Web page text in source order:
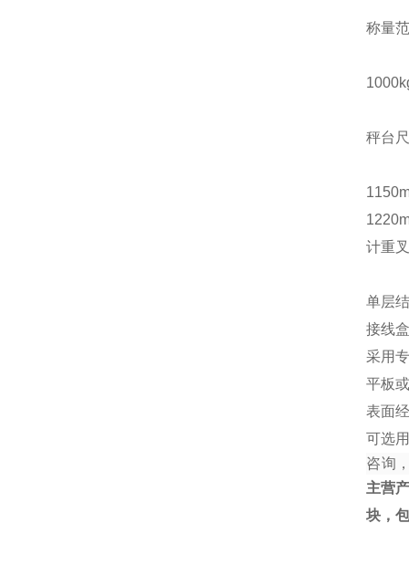
称量
秤台
计重
单层
接线
采用
平板
表面
可选
咨询
主营
块，